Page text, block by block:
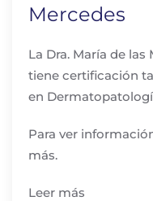
Mercedes
La Dra. María de
tiene certificación
en
Para ver
más.
Leer más